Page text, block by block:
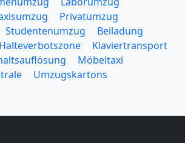
Privatumzug
Studentenumzug
Beiladung
Halteverbotszone
Klaviertransport
Möbeltaxi
Umzugskartons